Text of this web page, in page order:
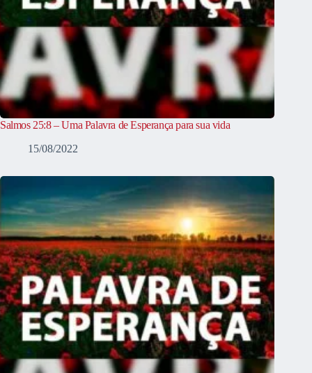
Salmos 25:8 – Uma Palavra de Esperança para sua vida
15/08/2022